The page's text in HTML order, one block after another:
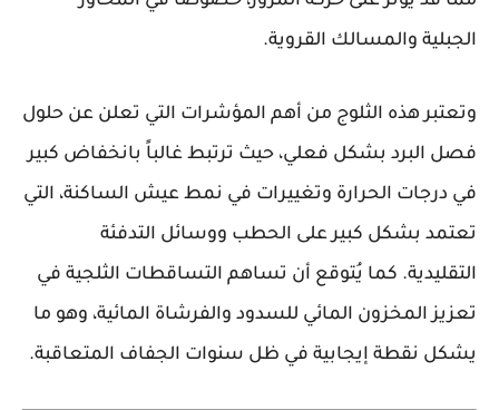
الجبلية والمسالك القروية.
وتعتبر هذه الثلوج من أهم المؤشرات التي تعلن عن حلول
فصل البرد بشكل فعلي، حيث ترتبط غالباً بانخفاض كبير
في درجات الحرارة وتغييرات في نمط عيش الساكنة، التي
تعتمد بشكل كبير على الحطب ووسائل التدفئة
التقليدية. كما يُتوقع أن تساهم التساقطات الثلجية في
تعزيز المخزون المائي للسدود والفرشاة المائية، وهو ما
يشكل نقطة إيجابية في ظل سنوات الجفاف المتعاقبة.